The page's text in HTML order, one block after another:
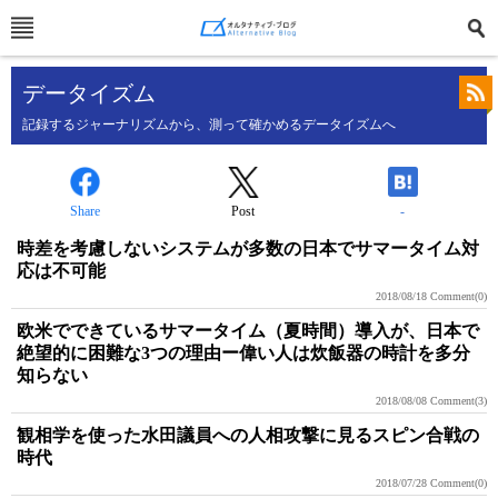
データイズム
記録するジャーナリズムから、測って確かめるデータイズムへ
Share Post -
時差を考慮しないシステムが多数の日本でサマータイム対
応は不可能
2018/08/18 Comment(0)
欧米でできているサマータイム（夏時間）導入が、日本で
絶望的に困難な3つの理由ー偉い人は炊飯器の時計を多分
知らない
2018/08/08 Comment(3)
観相学を使った水田議員への人相攻撃に見るスピン合戦の
時代
2018/07/28 Comment(0)